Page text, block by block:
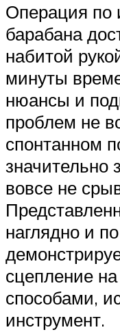
Операция по
барабана
набитой
минуты
нюансы и
проблем не
спонтанном
значительно
вовсе не
наглядно и
сцепление
способами,
инструмент.